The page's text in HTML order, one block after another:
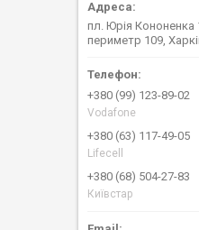
пл. Юрія Кононенка
периметр 109,
+380 (99) 123-89-02
Vodafone
+380 (63) 117-49-05
Lifecell
+380 (68) 504-27-83
Київстар